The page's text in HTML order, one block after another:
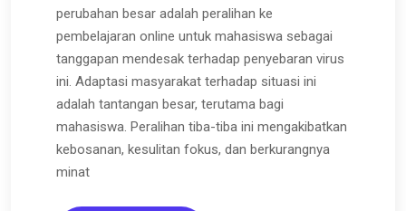
perubahan besar adalah peralihan ke
pembelajaran online untuk mahasiswa sebagai
tanggapan mendesak terhadap penyebaran virus
ini. Adaptasi masyarakat terhadap situasi ini
adalah tantangan besar, terutama bagi
mahasiswa. Peralihan tiba-tiba ini mengakibatkan
kebosanan, kesulitan fokus, dan berkurangnya
minat